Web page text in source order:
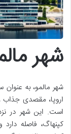
شهر
شهر مالمو، به
اروپا، مقصدی جذاب
است. این شهر در
کپنهاگ، فاصله